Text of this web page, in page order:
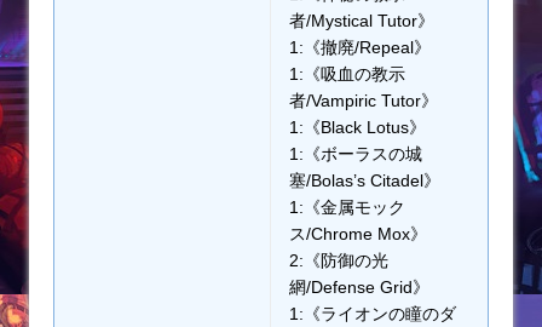
者/Mystical Tutor》
1:《撤廃/Repeal》
1:《吸血の教示
者/Vampiric Tutor》
1:《Black Lotus》
1:《ボーラスの城
塞/Bolas’s Citadel》
1:《金属モック
ス/Chrome Mox》
2:《防御の光
網/Defense Grid》
1:《ライオンの瞳のダ